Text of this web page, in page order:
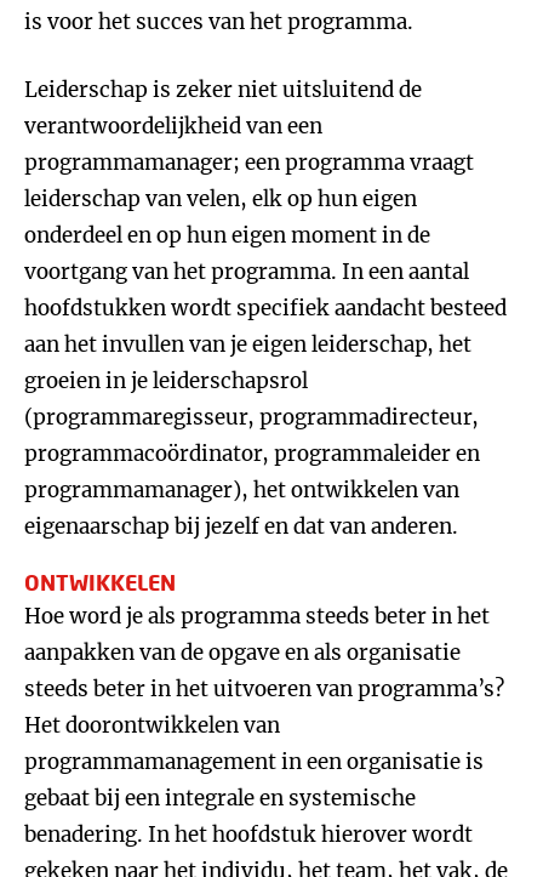
is voor het succes van het programma.
Leiderschap is zeker niet uitsluitend de
verantwoordelijkheid van een
programmamanager; een programma vraagt
leiderschap van velen, elk op hun eigen
onderdeel en op hun eigen moment in de
voortgang van het programma. In een aantal
hoofdstukken wordt specifiek aandacht besteed
aan het invullen van je eigen leiderschap, het
groeien in je leiderschapsrol
(programmaregisseur, programmadirecteur,
programmacoördinator, programmaleider en
programmamanager), het ontwikkelen van
eigenaarschap bij jezelf en dat van anderen.
ONTWIKKELEN
Hoe word je als programma steeds beter in het
aanpakken van de opgave en als organisatie
steeds beter in het uitvoeren van programma’s?
Het doorontwikkelen van
programmamanagement in een organisatie is
gebaat bij een integrale en systemische
benadering. In het hoofdstuk hierover wordt
gekeken naar het individu, het team, het vak, de